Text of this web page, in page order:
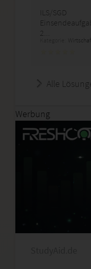
ILS/SGD
2...
Alle
Werbung